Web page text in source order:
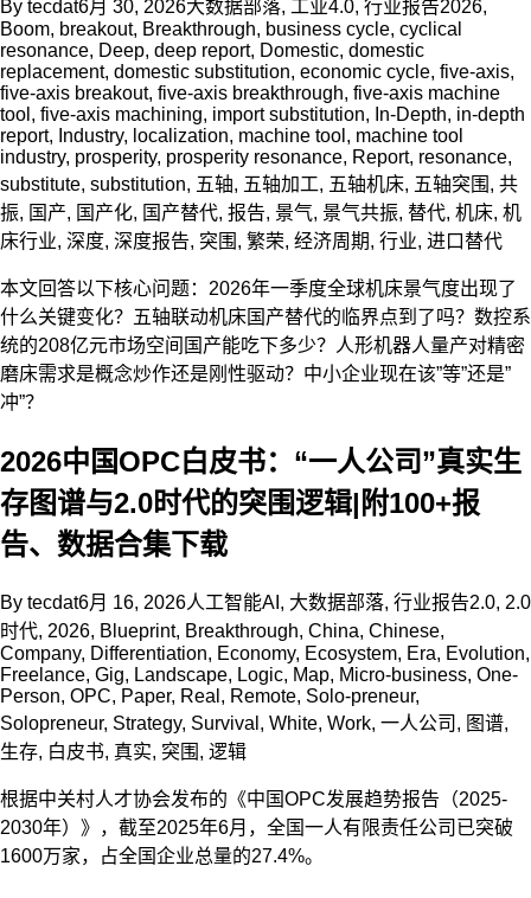
By tecdat6月 30, 2026大数据部落, 工业4.0, 行业报告2026,
Boom, breakout, Breakthrough, business cycle, cyclical
resonance, Deep, deep report, Domestic, domestic
replacement, domestic substitution, economic cycle, five-axis,
five-axis breakout, five-axis breakthrough, five-axis machine
tool , five-axis machining, import substitution, In-Depth, in-depth
report, Industry, localization, machine tool , machine tool
industry, prosperity, prosperity resonance, Report, resonance,
substitute, substitution, 五轴, 五轴加工, 五轴机床, 五轴突围 , 共
振, 国产, 国产化, 国产替代, 报告, 景气, 景气共振, 替代, 机床, 机
床行业, 深度, 深度报告, 突围 , 繁荣, 经济周期, 行业, 进口替代
本文回答以下核心问题：2026年一季度全球机床景气度出现了
什么关键变化？五轴联动机床国产替代的临界点到了吗？数控系
统的208亿元市场空间国产能吃下多少？人形机器人量产对精密
磨床需求是概念炒作还是刚性驱动？中小企业现在该”等”还是”
冲”？
2026中国OPC白皮书：“一人公司”真实生
存图谱与2.0时代的突围逻辑|附100+报
告、数据合集下载
By tecdat6月 16, 2026人工智能AI , 大数据部落, 行业报告2.0, 2.0
时代, 2026, Blueprint, Breakthrough, China, Chinese,
Company, Differentiation, Economy, Ecosystem, Era, Evolution,
Freelance, Gig, Landscape, Logic, Map, Micro-business, One-
Person, OPC, Paper, Real , Remote, Solo-preneur,
Solopreneur, Strategy, Survival , White, Work, 一人公司 , 图谱,
生存, 白皮书, 真实, 突围 , 逻辑
根据中关村人才协会发布的《中国OPC发展趋势报告（2025-
2030年）》，截至2025年6月，全国一人有限责任公司已突破
1600万家，占全国企业总量的27.4%。